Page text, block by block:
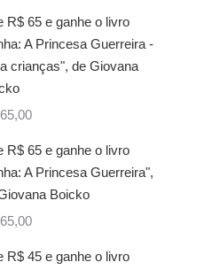
R$ 65 e ganhe o livro
A Princesa Guerreira -
crianças", de Giovana
65,00
R$ 65 e ganhe o livro
A Princesa Guerreira",
Boicko
65,00
R$ 45 e ganhe o livro